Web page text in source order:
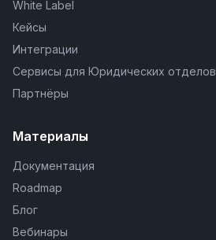
White Label
Кейсы
Интеграции
Сервисы для Юридических отделов
Партнёры
Материалы
Документация
Roadmap
Блог
Вебинары